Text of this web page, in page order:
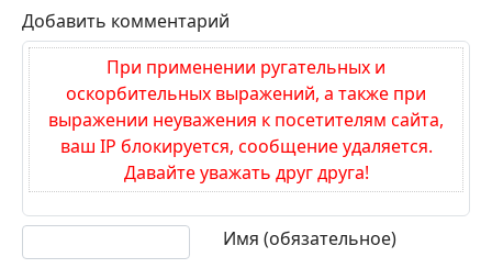
Добавить комментарий
При применении ругательных и
оскорбительных выражений, а также при
выражении неуважения к посетителям сайта,
ваш IP блокируется, сообщение удаляется.
Давайте уважать друг друга!
Имя (обязательное)
Текст комментария